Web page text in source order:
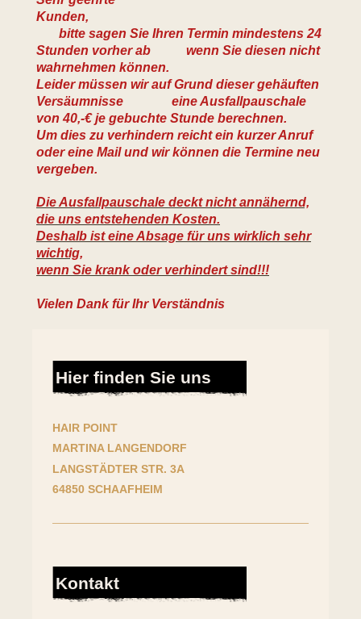
Kunden,
bitte sagen Sie Ihren Termin mindestens 24
Stunden vorher ab wenn Sie diesen nicht
wahrnehmen können.
Leider müssen wir auf Grund dieser gehäuften
Versäumnisse eine Ausfallpauschale
von 40,-€ je gebuchte Stunde berechnen.
Um dies zu verhindern reicht ein kurzer Anruf
oder eine Mail und wir können die Termine neu
vergeben.
Die Ausfallpauschale deckt nicht annähernd,
die uns entstehenden Kosten.
Deshalb ist eine Absage für uns wirklich sehr
wichtig,
wenn Sie krank oder verhindert sind!!!
Vielen Dank für Ihr Verständnis
Hier finden Sie uns
HAIR POINT
MARTINA LANGENDORF
LANGSTÄDTER STR. 3A
64850 SCHAAFHEIM
Kontakt